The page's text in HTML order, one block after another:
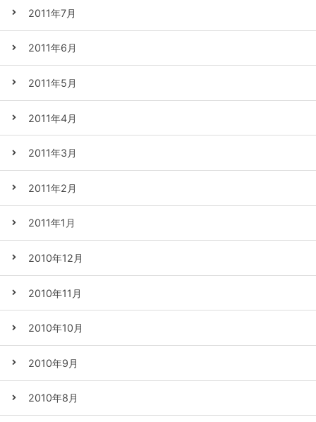
2011年7月
2011年6月
2011年5月
2011年4月
2011年3月
2011年2月
2011年1月
2010年12月
2010年11月
2010年10月
2010年9月
2010年8月